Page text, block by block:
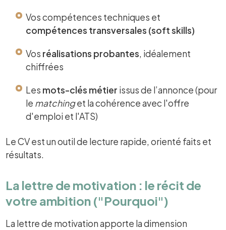
Vos compétences techniques et
compétences transversales (soft skills)
Vos réalisations probantes, idéalement
chiffrées
Les mots-clés métier issus de l’annonce (pour
le matchinget la cohérence avec l'offre
d'emploi et l'ATS)
Le CV est un outil de lecture rapide, orienté faits et
résultats.
La lettre de motivation : le récit de
votre ambition ("Pourquoi")
La lettre de motivation apporte la dimension